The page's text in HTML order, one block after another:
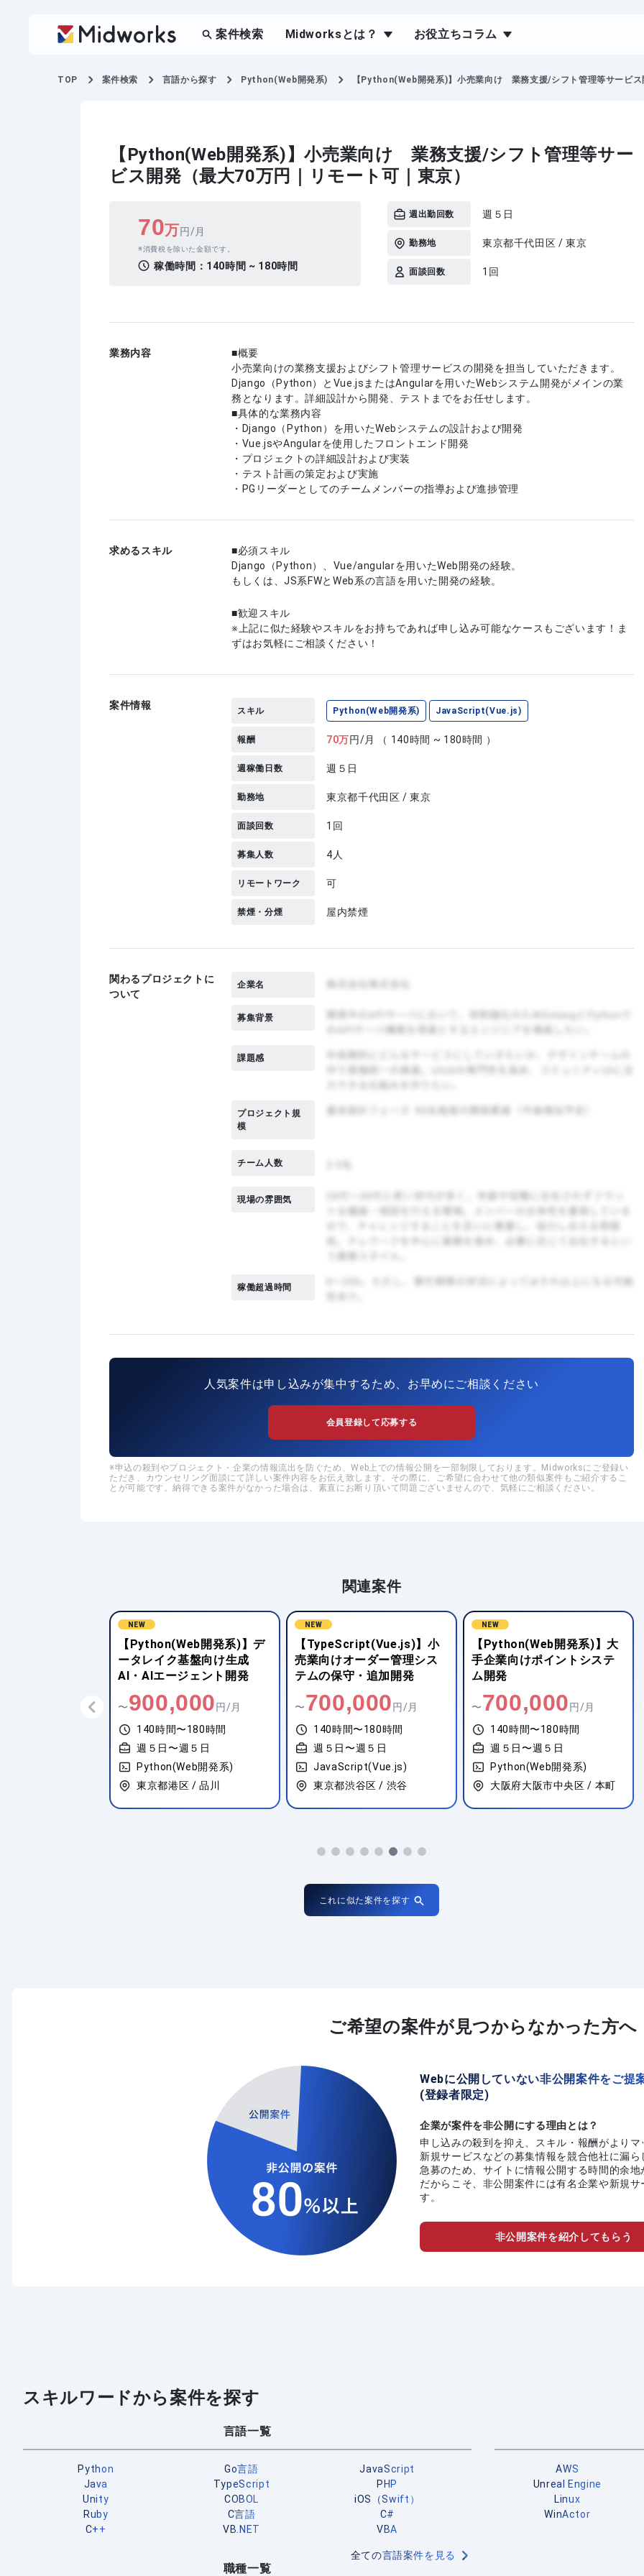
案件検索 Midworksとは？ お役立ちコラム
TOP 案件検索 言語から探す Python(Web開発系) 【Python(Web開発系)】小売業向け 業務支援/シフト管理等サービス
【Python(Web開発系)】小売業向け 業務支援/シフト管理等サー
ビス開発（最大70万円｜リモート可｜東京）
70万円/月
消費税を除いた金額です。
稼働時間： 140時間 ~ 180時間
週出勤回数 週５日
勤務地 東京都千代田区 / 東京
面談回数 1回
業務内容
■概要
小売業向けの業務支援およびシフト管理サービスの開発を担当していただきます。
Django（Python）とVue.jsまたはAngularを用いたWebシステム開発がメインの業
務となります。詳細設計から開発、テストまでをお任せします。
■具体的な業務内容
・Django（Python）を用いたWebシステムの設計および開発
・Vue.jsやAngularを使用したフロントエンド開発
・プロジェクトの詳細設計および実装
・テスト計画の策定および実施
・PGリーダーとしてのチームメンバーの指導および進捗管理
求めるスキル
必須スキル
Django（Python）、Vue/angularを用いたWeb開発の経験。
もしくは、JS系FWとWeb系の言語を用いた開発の経験。
歓迎スキル
上記に似た経験やスキルをお持ちであれば申し込み可能なケースもございます！ま
ずはお気軽にご相談ください！
案件情報 スキル Python(Web開発系) JavaScript(Vue.js)
報酬 70万円/月 （ 140時間 ~ 180時間 ）
週稼働日数 週５日
勤務地 東京都千代田区 / 東京
面談回数 1回
募集人数 4人
リモートワーク 可
禁煙・分煙 屋内禁煙
関わるプロジェクトに
ついて
企業名
募集背景
課題感
プロジェクト規
模
チーム人数
現場の雰囲気
稼働超過時間
人気案件は申し込みが集中するため、お早めにご相談ください
会員登録して応募する
申込の殺到やプロジェクト・企業の情報流出を防ぐため、Web上での情報公開を一部制限しております。Midworksにご登録い
ただき、カウンセリング面談にて詳しい案件内容をお伝え致します。その際に、ご希望に合わせて他の類似案件もご紹介するこ
とが可能です。納得できる案件がなかった場合は、素直にお断り頂いて問題ございませんので、気軽にご相談ください。
関連案件
NEW
【TypeScript(Vue.js)】小
売業向けオーダー管理シス
テムの保守・追加開発
〜700,000 円/月
140時間〜180時間
週５日〜週５日
JavaScript(Vue.js)
東京都渋谷区 / 渋谷
NEW
【Python(Web開発系)】大
手企業向けポイントシステ
ム開発
〜700,000 円/月
140時間〜180時間
週５日〜週５日
Python(Web開発系)
大阪府大阪市中央区 / 本町
NEW
【Python(機械学習・AI
系)】先端AI技術活用サービ
ス開発設計品質管理
〜1,600,000円/月
140時間〜180時間
週５日〜週５日
Python(Web開発系)
東京都渋谷区 / 渋谷
これに似た案件を探す
ご希望の案件が見つからなかった方へ
Webに公開していない非公開案件をご提
(登録者限定)
企業が案件を非公開にする理由とは？
申し込みの殺到を抑え、スキル・報酬がより
新規サービスなどの募集情報を競合他社に漏ら
急募のため、サイトに情報公開する時間的余地
だからこそ、非公開案件には有名企業や新規サ
す。
非公開案件を紹介してもらう
スキルワードから案件を探す
言語一覧
Python Go言語
JavaScript
Java
TypeScript
PHP
Unity
COBOL
iOS（Swift）
Ruby
C言語
C#
C++
VB.NET VBA
全ての言語案件を見る
AWS
Unreal Engine
Linux
WinActor
職種一覧